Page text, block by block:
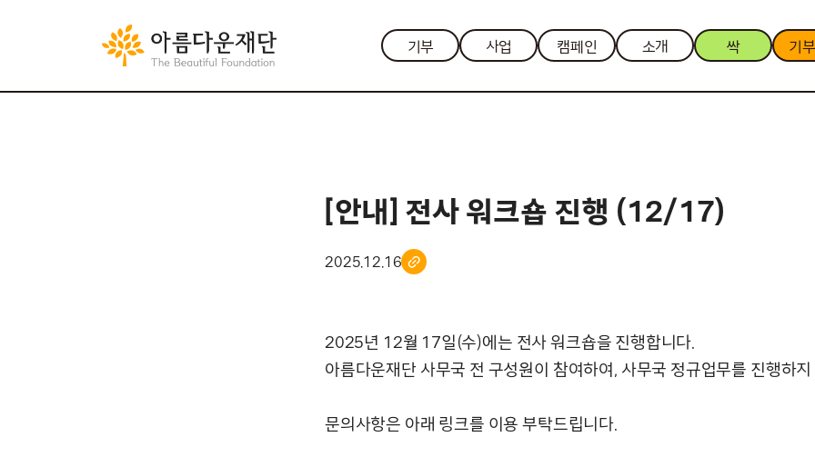
기부 사업 캠페인 소개 싹 기
[안내] 전사 워크숍 진행 (12/17)
2025.12.16
2025년 12월 17일(수)에는 전사 워크숍을 진행합니다.
아름다운재단 사무국 전 구성원이 참여하여, 사무국 정규업무를 진행하
문의사항은 아래 링크를 이용 부탁드립니다.